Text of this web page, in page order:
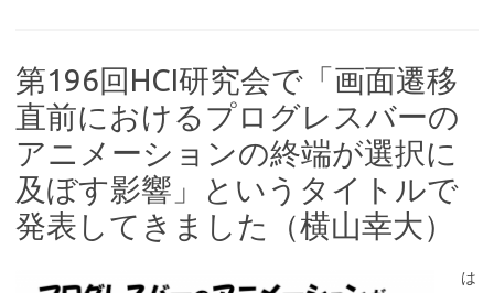
第196回HCI研究会で「画面遷移
直前におけるプログレスバーの
アニメーションの終端が選択に
及ぼす影響」というタイトルで
発表してきました（横山幸大）
は